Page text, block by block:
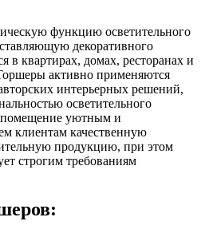
функцию осветительного
декоративного
в квартирах, домах, ресторанах и
активно применяются
интерьерных решений,
осветительного
помещение уютным и
клиентам качественную
продукцию, при этом
строгим требованиям